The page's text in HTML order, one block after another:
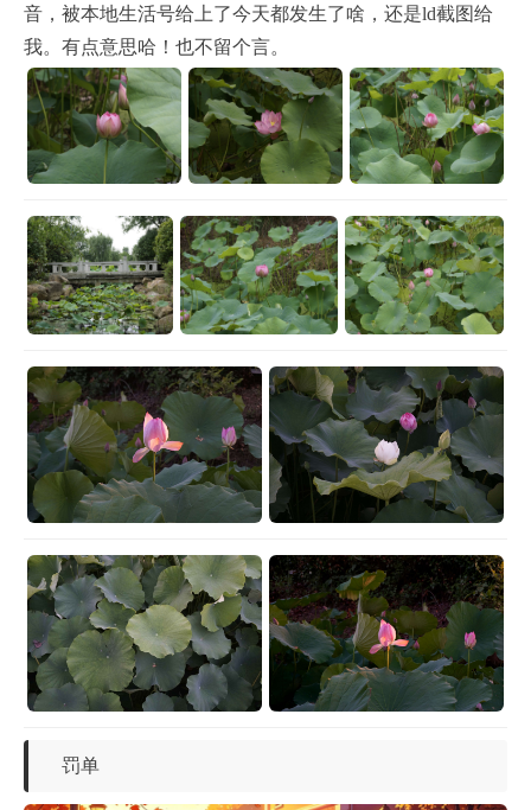
音，被本地生活号给上了今天都发生了啥，还是ld截图给
我。有点意思哈！也不留个言。
罚单